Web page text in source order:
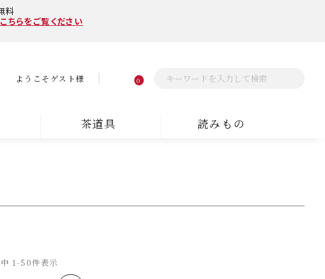
料
ちらをご覧ください
ようこそゲスト様 0
茶道具 読みもの
1-50件表示